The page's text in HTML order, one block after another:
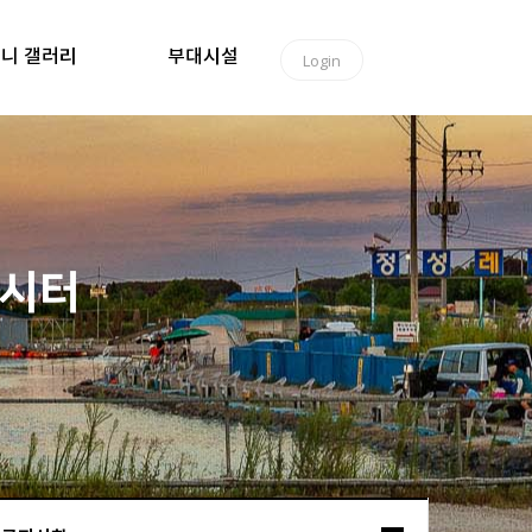
갤러리 부대시설 Login
터